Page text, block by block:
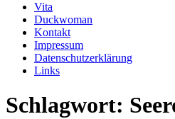
Vita
Duckwoman
Kontakt
Impressum
Datenschutzerklärung
Links
Schlagwort: